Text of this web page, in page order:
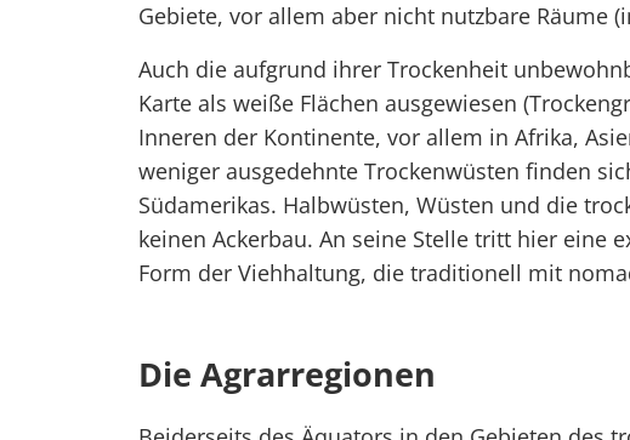
Gebiete, vor allem aber nicht nutzbare Räume
Auch die aufgrund ihrer Trockenheit
Karte als weiße Flächen ausgewiesen
Inneren der Kontinente, vor allem in Afrika,
weniger ausgedehnte Trockenwüsten finden
Südamerikas. Halbwüsten, Wüsten und die
keinen Ackerbau. An seine Stelle tritt hier eine
Form der Viehhaltung, die traditionell mit
Die Agrarregionen